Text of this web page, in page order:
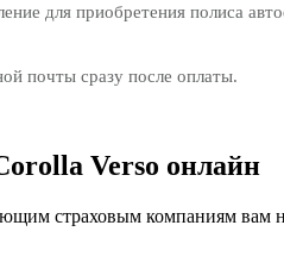
для приобретения полиса
почты сразу после оплаты.
Verso онлайн
страховым компаниям вам